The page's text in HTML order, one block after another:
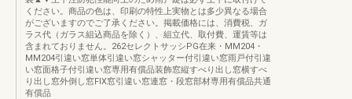
ください。商品の色は、印刷の特性上実物とは多少異なる場合
がございますのでご了承ください。掲載価格には、消費税、ガ
ラス代（ガラス組込商品を除く）、組立代、取付費、運賃等は
含まれておりません。262セレクトサッシPG在来・MM204・
MM204引違い窓単体引違い窓シャッター付引違い窓雨戸付引違
い窓面格子付引違い窓専用有償品装飾窓縦すべり出し窓横すべ
り出し窓外倒し窓FIX窓引違い窓連窓・段窓部材専用有償品共通
有償品